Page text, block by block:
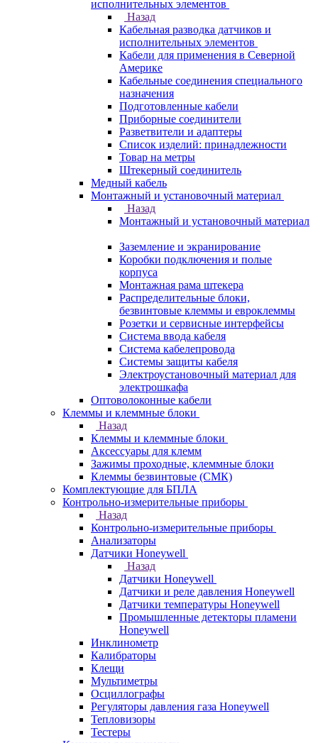
исполнительных элементов
Назад
Кабельная разводка датчиков и
исполнительных элементов
Кабели для применения в Северной
Америке
Кабельные соединения специального
назначения
Подготовленные кабели
Приборные соединители
Разветвители и адаптеры
Список изделий: принадлежности
Товар на метры
Штекерный соединитель
Медный кабель
Монтажный и установочный материал
Назад
Монтажный и установочный материал
Заземление и экранирование
Коробки подключения и полые
корпуса
Монтажная рама штекера
Распределительные блоки,
безвинтовые клеммы и евроклеммы
Розетки и сервисные интерфейсы
Система ввода кабеля
Система кабелепровода
Системы защиты кабеля
Электроустановочный материал для
электрошкафа
Оптоволоконные кабели
Клеммы и клеммные блоки
Назад
Клеммы и клеммные блоки
Аксессуары для клемм
Зажимы проходные, клеммные блоки
Клеммы безвинтовые (СМК)
Комплектующие для БПЛА
Контрольно-измерительные приборы
Назад
Контрольно-измерительные приборы
Анализаторы
Датчики Honeywell
Назад
Датчики Honeywell
Датчики и реле давления Honeywell
Датчики температуры Honeywell
Промышленные детекторы пламени
Honeywell
Инклинометр
Калибраторы
Клещи
Мультиметры
Осциллографы
Регуляторы давления газа Honeywell
Тепловизоры
Тестеры